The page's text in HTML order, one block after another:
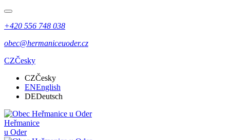
+420 556 748 038
obec@hermaniceuoder.cz
CZČesky
CZČesky
ENEnglish
DEDeutsch
Heřmanice
u Oder